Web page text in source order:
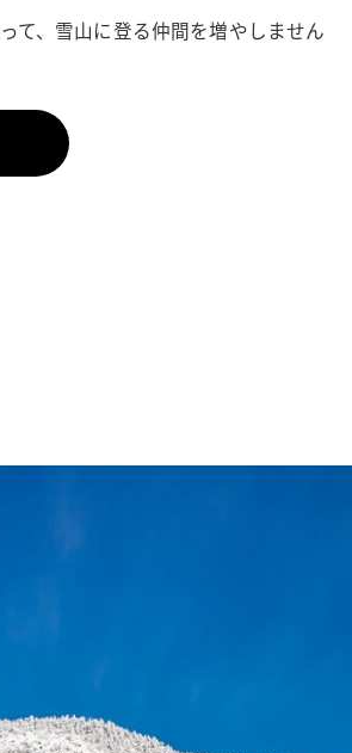
て、雪山に登る仲間を増やしません